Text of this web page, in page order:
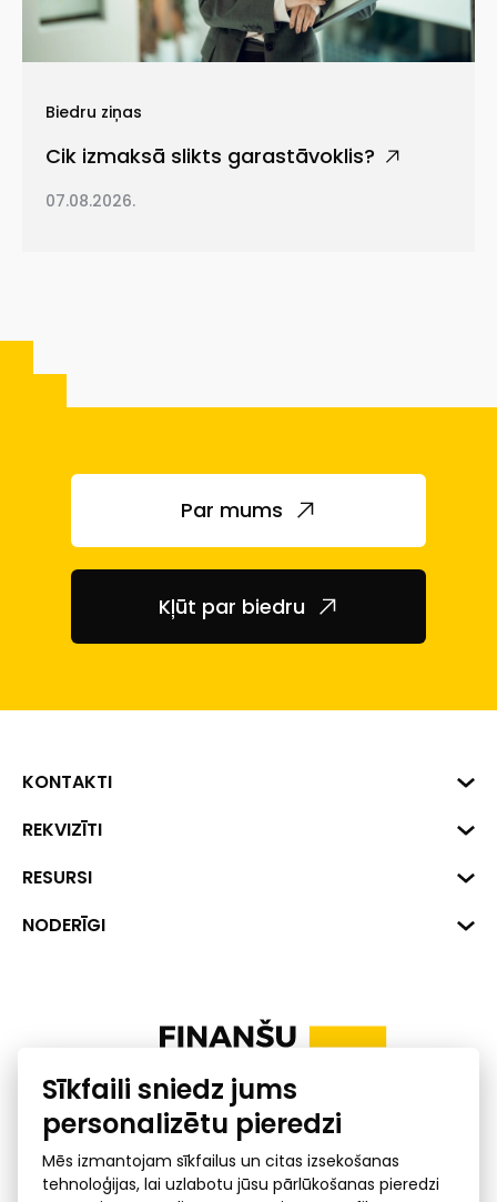
Biedru ziņas
Cik izmaksā slikts garastāvoklis?
07.08.2026.
Par mums
Kļūt par biedru
KONTAKTI
Biznesa centrs "VERDE" Roberta
info@financelatvia.eu
REKVIZĪTI
Reģ. Nr. 40008002175
Banka: SEB Banka
RESURSI
Dati
Uzņēmumu kredītspējas kalkulators
NODERĪGI
Ombuds
Sīkfaili sniedz jums
personalizētu pieredzi
Mēs izmantojam sīkfailus un citas izsekošanas
tehnoloģijas, lai uzlabotu jūsu pārlūkošanas pieredzi